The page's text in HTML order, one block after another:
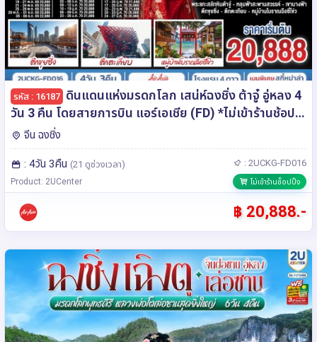
รหัส : 16187 ดินแดนแห่งมรดกโลก เสน่ห์ฉงชิ่ง ต้าจู๋ อู่หลง 4
วัน 3 คืน โดยสายการบิน แอร์เอเชีย (FD) *ไม่เข้าร้านช้อป
ปิ้ง*จีน ฉงชิ่ง
: 4วัน 3คืน (21 ดูช่วงเวลา) : 2UCKG-FD016
Product: 2UCenter ไม่เข้าร้านช็อปปิ้ง
฿ 20,888.-